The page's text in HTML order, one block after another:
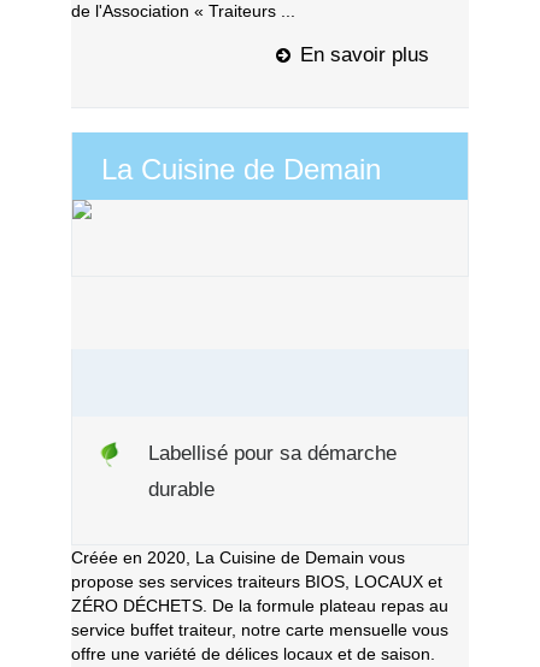
de l'Association « Traiteurs ...
En savoir plus
La Cuisine de Demain
Labellisé pour sa démarche
durable
Créée en 2020, La Cuisine de Demain vous
propose ses services traiteurs BIOS, LOCAUX et
ZÉRO DÉCHETS. De la formule plateau repas au
service buffet traiteur, notre carte mensuelle vous
offre une variété de délices locaux et de saison.